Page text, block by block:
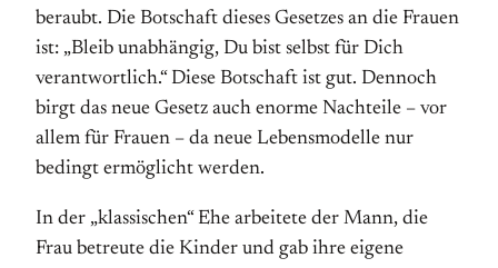
beraubt. Die Botschaft dieses Gesetzes an die Frauen
ist: „Bleib unabhängig, Du bist selbst für Dich
verantwortlich.“ Diese Botschaft ist gut. Dennoch
birgt das neue Gesetz auch enorme Nachteile – vor
allem für Frauen – da neue Lebensmodelle nur
bedingt ermöglicht werden.
In der „klassischen“ Ehe arbeitete der Mann, die
Frau betreute die Kinder und gab ihre eigene